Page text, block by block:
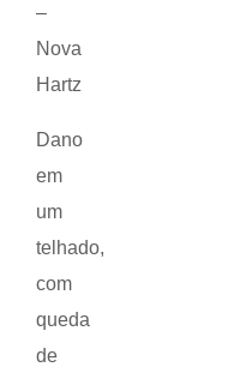
–
Nova
Hartz
Dano
em
um
telhado,
com
queda
de